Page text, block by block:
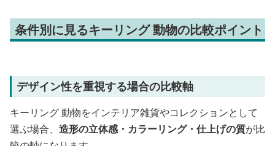
条件別に見るキーリング 動物の比較ポイント
デザイン性を重視する場合の比較軸
キーリング 動物をインテリア雑貨やコレクションとして
選ぶ場合、 造形の立体感・カラーリング・仕上げの質が比